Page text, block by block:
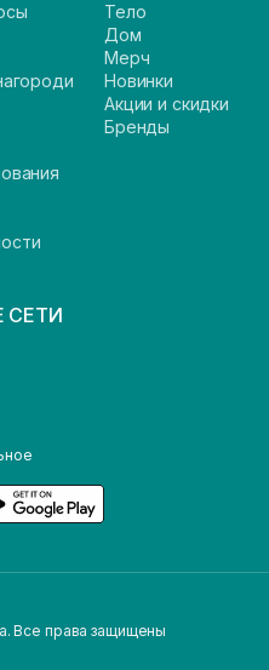
Тело
Дом
Мерч
Новинки
Акции и скидки
Бренды
СЕТИ
Все права защищены